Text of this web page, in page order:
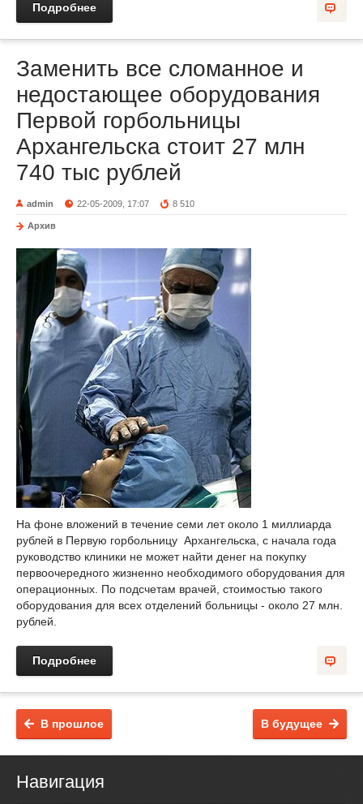
Подробнее
Заменить все сломанное и
недостающее оборудования
Первой горбольницы
Архангельска стоит 27 млн
740 тыс рублей
admin 22-05-2009, 17:07 8 510
Архив
На фоне вложений в течение семи лет около 1 миллиарда
рублей в Первую горбольницу Архангельска, с начала года
руководство клиники не может найти денег на покупку
первоочередного жизненно необходимого оборудования для
операционных. По подсчетам врачей, стоимостью такого
оборудования для всех отделений больницы - около 27 млн.
рублей.
Подробнее
В будущее
В прошлое
Навигация